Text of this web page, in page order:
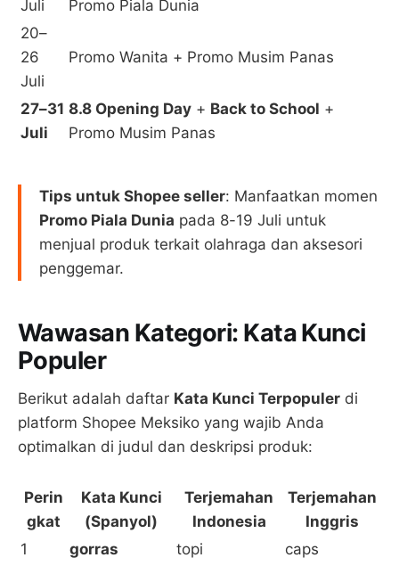
Juli
Promo Piala Dunia
20–
26
Juli
Promo Wanita + Promo Musim Panas
27–31
Juli
8.8 Opening Day + Back to School +
Promo Musim Panas
Tips untuk Shopee seller: Manfaatkan momen
Promo Piala Dunia pada 8-19 Juli untuk
menjual produk terkait olahraga dan aksesori
penggemar.
Wawasan Kategori: Kata Kunci
Populer
Berikut adalah daftar Kata Kunci Terpopuler di
platform Shopee Meksiko yang wajib Anda
optimalkan di judul dan deskripsi produk:
Perin
gkat
Kata Kunci
(Spanyol)
Terjemahan
Indonesia
Terjemahan
Inggris
1
gorras topi
caps